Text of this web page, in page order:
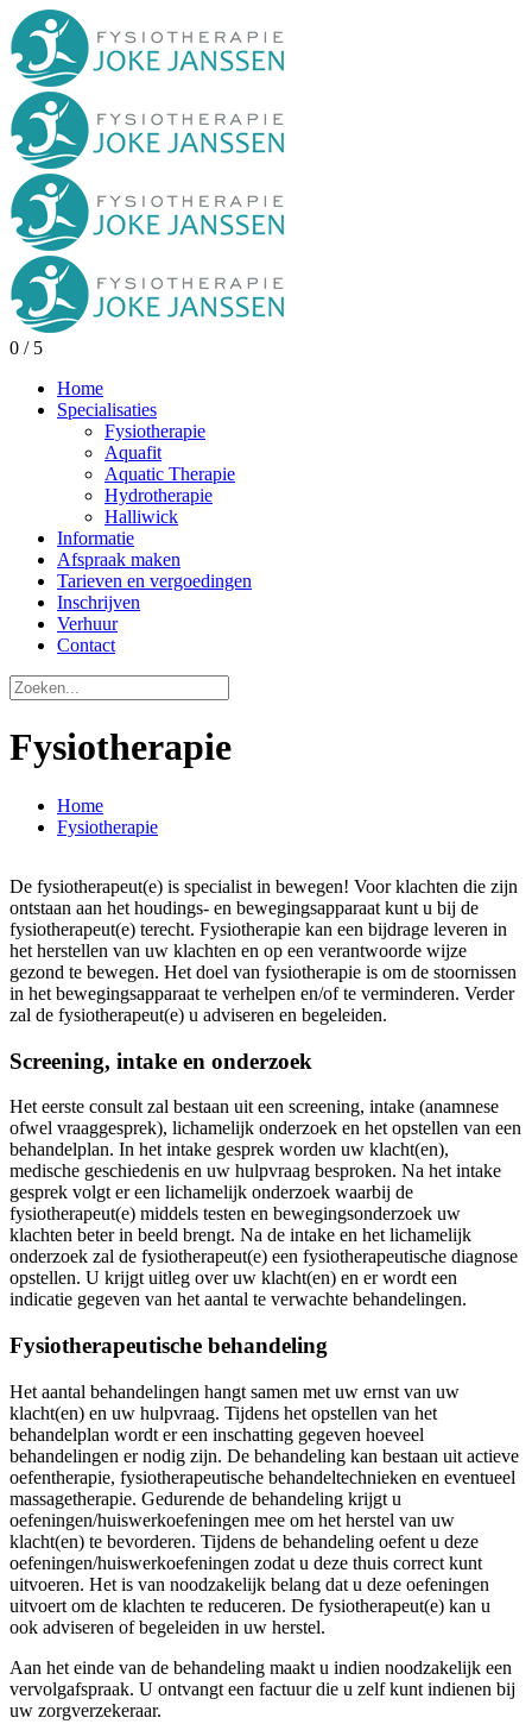
0 / 5
Home
Specialisaties
Fysiotherapie
Aquafit
Aquatic Therapie
Hydrotherapie
Halliwick
Informatie
Afspraak maken
Tarieven en vergoedingen
Inschrijven
Verhuur
Contact
Fysiotherapie
Home
Fysiotherapie
De fysiotherapeut(e) is specialist in bewegen! Voor klachten die zijn
ontstaan aan het houdings- en bewegingsapparaat kunt u bij de
fysiotherapeut(e) terecht. Fysiotherapie kan een bijdrage leveren in
het herstellen van uw klachten en op een verantwoorde wijze
gezond te bewegen. Het doel van fysiotherapie is om de stoornissen
in het bewegingsapparaat te verhelpen en/of te verminderen. Verder
zal de fysiotherapeut(e) u adviseren en begeleiden.
Screening, intake en onderzoek
Het eerste consult zal bestaan uit een screening, intake (anamnese
ofwel vraaggesprek), lichamelijk onderzoek en het opstellen van een
behandelplan. In het intake gesprek worden uw klacht(en),
medische geschiedenis en uw hulpvraag besproken. Na het intake
gesprek volgt er een lichamelijk onderzoek waarbij de
fysiotherapeut(e) middels testen en bewegingsonderzoek uw
klachten beter in beeld brengt. Na de intake en het lichamelijk
onderzoek zal de fysiotherapeut(e) een fysiotherapeutische diagnose
opstellen. U krijgt uitleg over uw klacht(en) en er wordt een
indicatie gegeven van het aantal te verwachte behandelingen.
Fysiotherapeutische behandeling
Het aantal behandelingen hangt samen met uw ernst van uw
klacht(en) en uw hulpvraag. Tijdens het opstellen van het
behandelplan wordt er een inschatting gegeven hoeveel
behandelingen er nodig zijn. De behandeling kan bestaan uit actieve
oefentherapie, fysiotherapeutische behandeltechnieken en eventueel
massagetherapie. Gedurende de behandeling krijgt u
oefeningen/huiswerkoefeningen mee om het herstel van uw
klacht(en) te bevorderen. Tijdens de behandeling oefent u deze
oefeningen/huiswerkoefeningen zodat u deze thuis correct kunt
uitvoeren. Het is van noodzakelijk belang dat u deze oefeningen
uitvoert om de klachten te reduceren. De fysiotherapeut(e) kan u
ook adviseren of begeleiden in uw herstel.
Aan het einde van de behandeling maakt u indien noodzakelijk een
vervolgafspraak. U ontvangt een factuur die u zelf kunt indienen bij
uw zorgverzekeraar.